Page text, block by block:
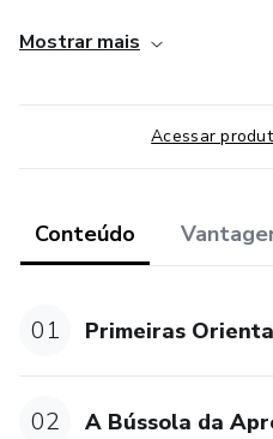
Porque falta ESTRATÉGIA.
para passar em concurso.
Você deve observar diversos
aprovados sabem disso).
são subjetivos, como ter
Se não resolver esses
concursos e não vai passar em
Mostrar mais
Acessar
Conteúdo
01 Primeiras
02 A Bússola da